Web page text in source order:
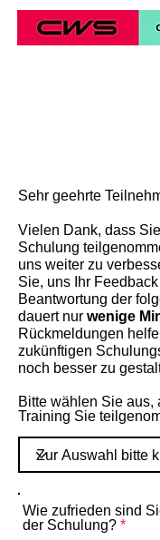
Sehr geehrte
Vielen Dank, dass
Schulung
uns weiter zu
Sie, uns Ihr
Beantwortung der
dauert nur wenige
Rückmeldungen
zukünftigen
noch besser zu
Bitte wählen Sie aus,
Training Sie
Wie zufrieden sind
der Schulung? *